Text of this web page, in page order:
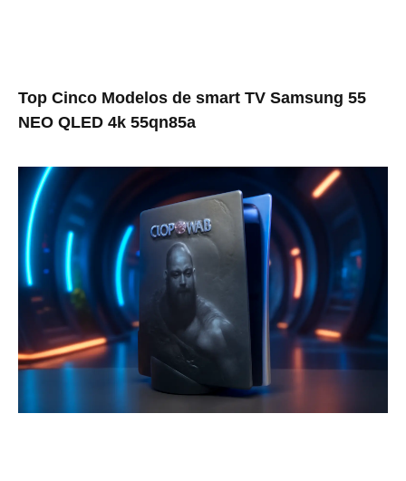
Top Cinco Modelos de smart TV Samsung 55
NEO QLED 4k 55qn85a